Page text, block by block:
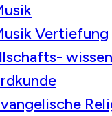
Vertiefung